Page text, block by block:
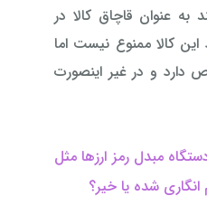
به عنوان قاچاق کالا در
کالا ممنوع نیست اما
دارد و در غیر اینصورت
دستگاه مبدل رمز ارزها مثل
انگاری شده یا خیر؟